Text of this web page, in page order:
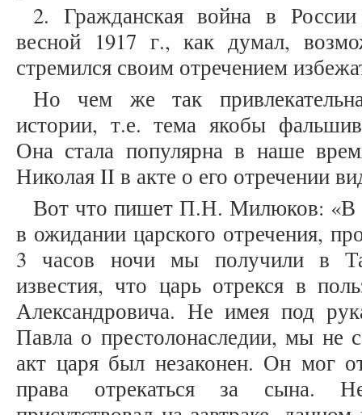
2. Гражданская война в
весной 1917 г., как думал,
стремился своим отречением
Но чем же так
истории, т.е. тема якобы
Она стала популярна в наше
Николая II в акте о его отречении
Вот что пишет П.Н. Милюков: «В
в ожидании царского отречения,
3 часов ночи мы получили в
известия, что царь отрекся в
Александровича. Не имея под
Павла о престолонаследии, мы не
акт царя был незаконен. Он мог
права отрекаться за сына.